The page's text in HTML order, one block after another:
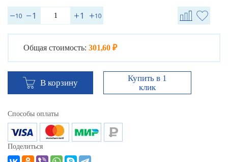
Общая стоимость: 301,60 ₽
В корзину
Купить в 1
клик
Способы оплаты
Поделиться